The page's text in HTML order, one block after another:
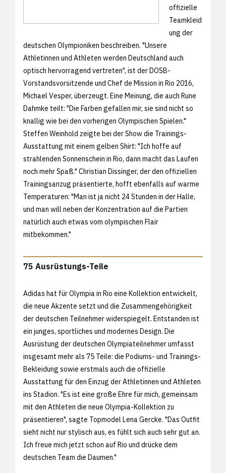
offizielle
Teamkleid
ung der
deutschen Olympioniken beschreiben. "Unsere
Athletinnen und Athleten werden Deutschland auch
optisch hervorragend vertreten", ist der DOSB-
Vorstandsvorsitzende und Chef de Mission in Rio 2016,
Michael Vesper, überzeugt. Eine Meinung, die auch Rune
Dahmke teilt: "Die Farben gefallen mir, sie sind nicht so
knallig wie bei den vorherigen Olympischen Spielen."
Steffen Weinhold zeigte bei der Show die Trainings-
Ausstattung mit einem gelben Shirt: "Ich hoffe auf
strahlenden Sonnenschein in Rio, dann macht das Laufen
noch mehr Spaß." Christian Dissinger, der den offiziellen
Trainingsanzug präsentierte, hofft ebenfalls auf warme
Temperaturen: "Man ist ja nicht 24 Stunden in der Halle,
und man will neben der Konzentration auf die Partien
natürlich auch etwas vom olympischen Flair
mitbekommen."
75 Ausrüstungs-Teile
Adidas hat für Olympia in Rio eine Kollektion entwickelt,
die neue Akzente setzt und die Zusammengehörigkeit
der deutschen Teilnehmer widerspiegelt. Entstanden ist
ein junges, sportliches und modernes Design. Die
Ausrüstung der deutschen Olympiateilnehmer umfasst
insgesamt mehr als 75 Teile: die Podiums- und Trainings-
Bekleidung sowie erstmals auch die offizielle
Ausstattung für den Einzug der Athletinnen und Athleten
ins Stadion. "Es ist eine große Ehre für mich, gemeinsam
mit den Athleten die neue Olympia-Kollektion zu
präsentieren", sagte Topmodel Lena Gercke. "Das Outfit
sieht nicht nur stylisch aus, es fühlt sich auch sehr gut an.
Ich freue mich jetzt schon auf Rio und drücke dem
deutschen Team die Daumen."